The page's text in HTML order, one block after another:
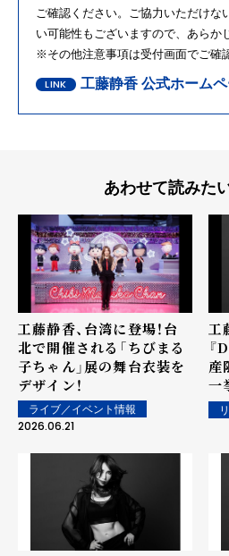
ご確認ください。ご協力いただけな
い可能性もございますので、あらか
※その他注意事項は受付画面でご確
工藤静香 公式ホーム
あわせて読みた
工藤静香、台湾に登場！台
北で開催される「ちびまる
子ちゃん」展の舞台衣装を
デザイン！
ライブ／イベント情報
2026.06.21
工
『
産
一